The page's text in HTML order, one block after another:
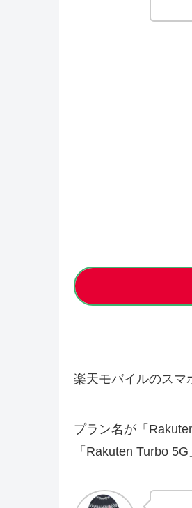
楽天モバイルのスマ
プラン名が「
「Rakuten Turbo 5G